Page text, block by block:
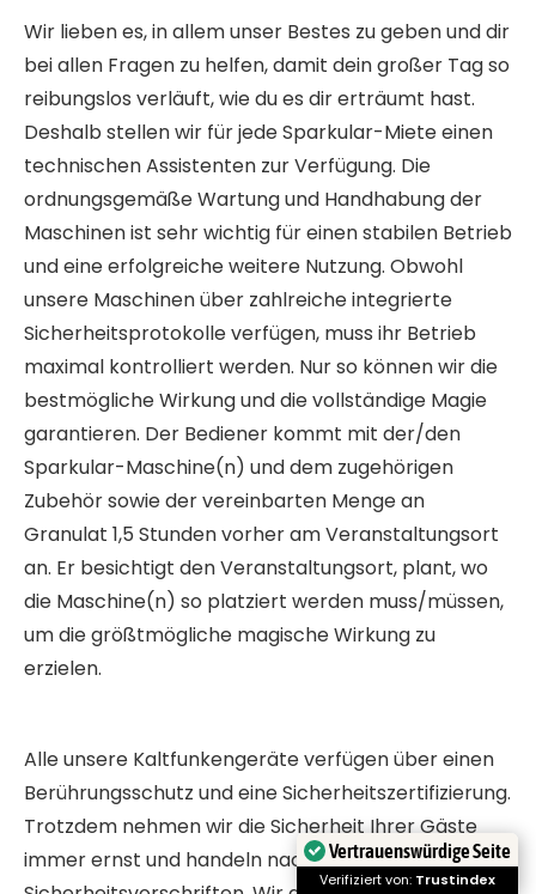
Wir lieben es, in allem unser Bestes zu geben und dir
bei allen Fragen zu helfen, damit dein großer Tag so
reibungslos verläuft, wie du es dir erträumt hast.
Deshalb stellen wir für jede Sparkular-Miete einen
technischen Assistenten zur Verfügung. Die
ordnungsgemäße Wartung und Handhabung der
Maschinen ist sehr wichtig für einen stabilen Betrieb
und eine erfolgreiche weitere Nutzung. Obwohl
unsere Maschinen über zahlreiche integrierte
Sicherheitsprotokolle verfügen, muss ihr Betrieb
maximal kontrolliert werden. Nur so können wir die
bestmögliche Wirkung und die vollständige Magie
garantieren. Der Bediener kommt mit der/den
Sparkular-Maschine(n) und dem zugehörigen
Zubehör sowie der vereinbarten Menge an
Granulat 1,5 Stunden vorher am Veranstaltungsort
an. Er besichtigt den Veranstaltungsort, plant, wo
die Maschine(n) so platziert werden muss/müssen,
um die größtmögliche magische Wirkung zu
erzielen.
Alle unsere Kaltfunkengeräte verfügen über einen
Berührungsschutz und eine Sicherheitszertifizierung.
Trotzdem nehmen wir die Sicherheit Ihrer Gäste
immer ernst und handeln nach allenVertrauenswürdige Seite
Verifiziert von: Trustindex